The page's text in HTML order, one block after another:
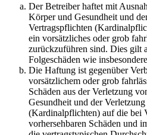
Der Betreiber haftet mit
Körper und Gesundheit und
Vertragspflichten
ein vorsätzliches oder grob
zurückzuführen sind. Dies gilt
Folgeschäden wie
Die Haftung ist gegenüber
vorsätzlichem oder grob
Schäden aus der Verletzung
Gesundheit und der
(Kardinalpflichten) auf die bei
vorhersehbaren Schäden und